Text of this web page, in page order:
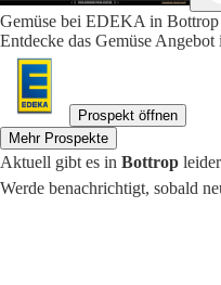
Gemüse bei EDEKA in Bottrop
Entdecke das Gemüse
Prospekt öffnen
Mehr Prospekte
Aktuell gibt es in Bottrop leider
Werde benachrichtigt, sobald